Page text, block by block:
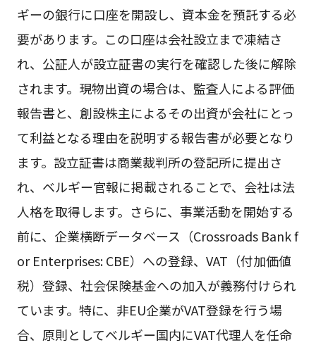
ギーの銀行に口座を開設し、資本金を預託する必
要があります。この口座は会社設立まで凍結さ
れ、公証人が設立証書の実行を確認した後に解除
されます。現物出資の場合は、監査人による評価
報告書と、創設株主によるその出資が会社にとっ
て利益となる理由を説明する報告書が必要となり
ます。設立証書は商業裁判所の登記所に提出さ
れ、ベルギー官報に掲載されることで、会社は法
人格を取得します。さらに、事業活動を開始する
前に、企業横断データベース（Crossroads Bank f
or Enterprises: CBE）への登録、VAT（付加価値
税）登録、社会保険基金への加入が義務付けられ
ています。特に、非EU企業がVAT登録を行う場
合、原則としてベルギー国内にVAT代理人を任命